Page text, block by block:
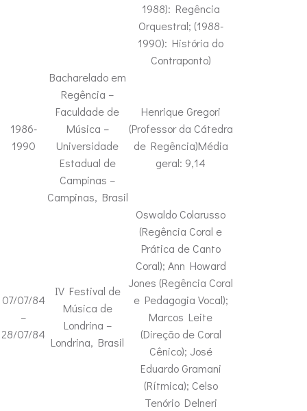
1988): Regência
Orquestral; (1988-
1990): História do
Contraponto)
1986-
1990
Bacharelado em
Regência –
Faculdade de
Música –
Universidade
Estadual de
Campinas –
Campinas, Brasil
Henrique Gregori
(Professor da Cátedra
de Regência)Média
geral: 9,14
07/07/84
–
28/07/84
IV Festival de
Música de
Londrina –
Londrina, Brasil
Oswaldo Colarusso
(Regência Coral e
Prática de Canto
Coral); Ann Howard
Jones (Regência Coral
e Pedagogia Vocal);
Marcos Leite
(Direção de Coral
Cênico); José
Eduardo Gramani
(Rítmica); Celso
Tenório Delneri